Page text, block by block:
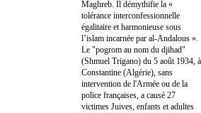
Maghreb. Il démythifie la «
tolérance interconfessionnelle
égalitaire et harmonieuse sous
l’islam incarnée par al-Andalous ».
Le "pogrom au nom du djihad"
(Shmuel Trigano) du 5 août 1934, à
Constantine (Algérie), sans
intervention de l'Armée ou de la
police françaises, a causé 27
victimes Juives, enfants et adultes